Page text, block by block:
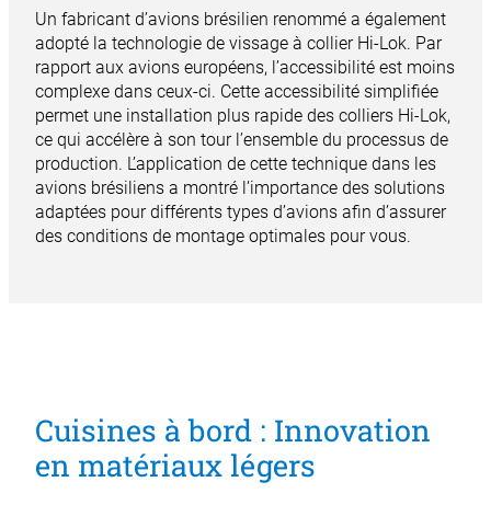
Un fabricant d’avions brésilien renommé a également
adopté la technologie de vissage à collier Hi-Lok. Par
rapport aux avions européens, l’accessibilité est moins
complexe dans ceux-ci. Cette accessibilité simplifiée
permet une installation plus rapide des colliers Hi-Lok,
ce qui accélère à son tour l’ensemble du processus de
production. L’application de cette technique dans les
avions brésiliens a montré l’importance des solutions
adaptées pour différents types d’avions afin d’assurer
des conditions de montage optimales pour vous.
Cuisines à bord : Innovation
en matériaux légers